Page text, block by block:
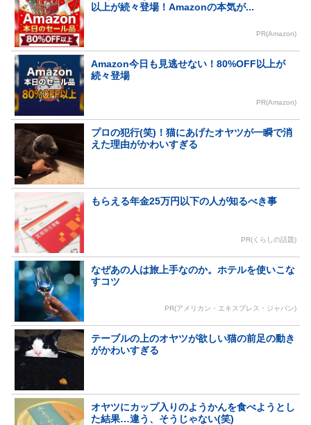
以上が続々登場！Amazonの本気が...
PR(Amazon)
Amazon今日も見逃せない！80%OFF以上が
続々登場
PR(Amazon)
プロの犯行(笑)！猫にあげたオヤツが一瞬で消
えた理由がかわいすぎる
もらえる年金25万円以下の人が知るべき事
PR(くらしの話題)
なぜあの人は旅上手なのか。ホテルを使いこな
すコツ
PR(アメリカン・エキスプレス・ジャパン)
テーブルの上のオヤツが欲しい猫の前足の動き
がかわいすぎる
オヤツにカップ入りのようかんを食べようとし
た結果…違う、そうじゃない(笑)